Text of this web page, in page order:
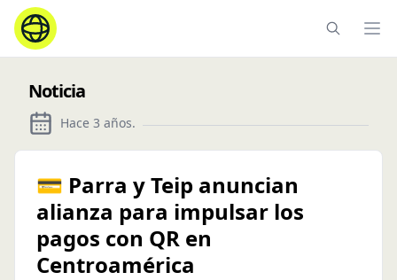
Noticia
Hace 3 años.
💳 Parra y Teip anuncian
alianza para impulsar los
pagos con QR en
Centroamérica